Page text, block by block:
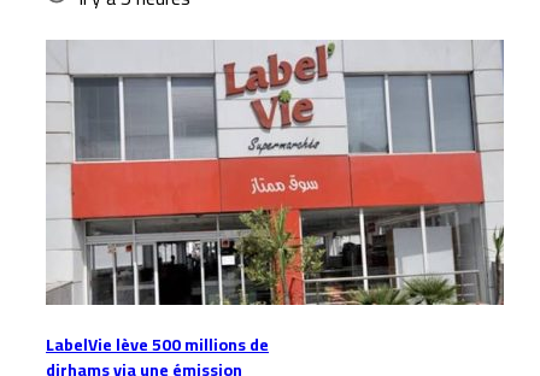
LabelVie lève 500 millions de